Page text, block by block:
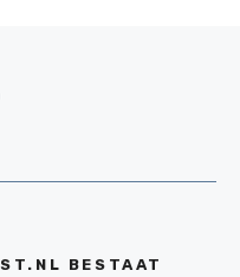
BESTAAT